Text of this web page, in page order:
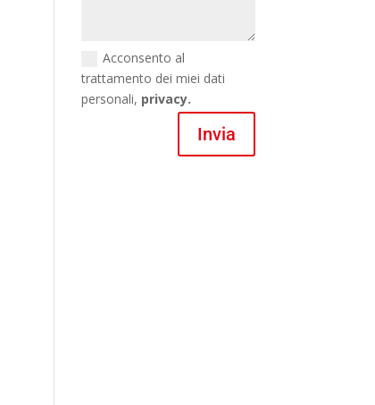
Acconsento al
trattamento dei miei dati
personali, privacy.
Invia